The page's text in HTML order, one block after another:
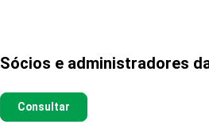
Sócios e administradores
Consultar